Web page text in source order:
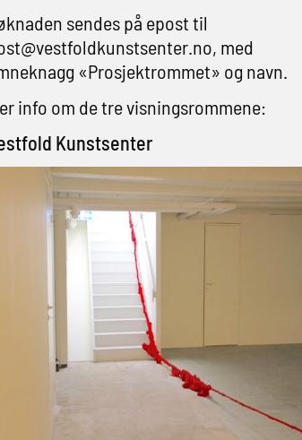
sendes på epost til
, med
«Prosjektrommet» og navn.
info om de tre visningsrommene:
Kunstsenter